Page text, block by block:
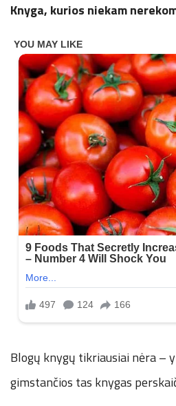
Knyga, kurios niekam
Blogų knygų tikriausiai nėra –
gimstančios tas knygas